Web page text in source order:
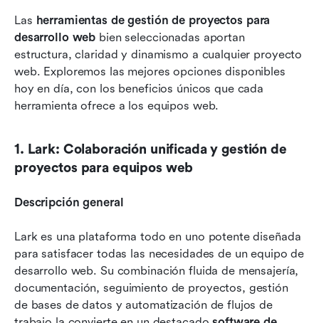
Las herramientas de gestión de proyectos para
desarrollo web bien seleccionadas aportan
estructura, claridad y dinamismo a cualquier proyecto
web. Exploremos las mejores opciones disponibles
hoy en día, con los beneficios únicos que cada
herramienta ofrece a los equipos web.
1. Lark: Colaboración unificada y gestión de
proyectos para equipos web
Descripción general
Lark es una plataforma todo en uno potente diseñada
para satisfacer todas las necesidades de un equipo de
desarrollo web. Su combinación fluida de mensajería,
documentación, seguimiento de proyectos, gestión
de bases de datos y automatización de flujos de